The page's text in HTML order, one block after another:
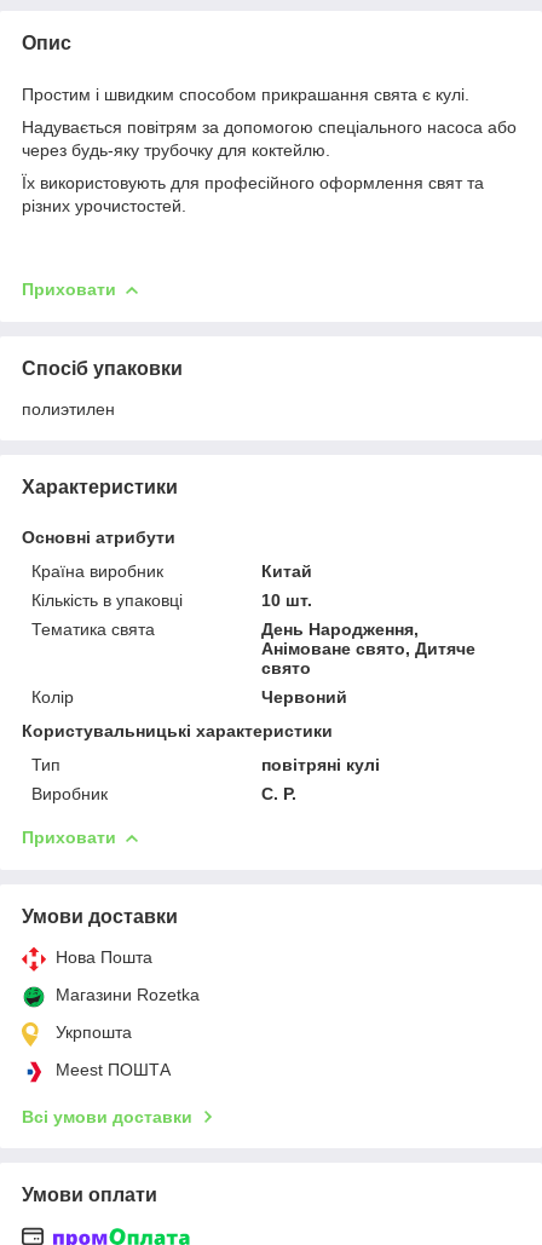
Опис
Простим і швидким способом прикрашання свята є кулі.
Надувається повітрям за допомогою спеціального насоса або
через будь-яку трубочку для коктейлю.
Їх використовують для професійного оформлення свят та
різних урочистостей.
Приховати
Спосіб упаковки
полиэтилен
Характеристики
Основні атрибути
Країна виробник
Китай
Кількість в упаковці
10 шт.
Тематика свята
День Народження,
Анімоване свято, Дитяче
свято
Колір
Червоний
Користувальницькі характеристики
Тип
повітряні кулі
Виробник
С. Р.
Приховати
Умови доставки
Нова Пошта
Магазини Rozetka
Укрпошта
Meest ПОШТА
Всі умови доставки
Умови оплати